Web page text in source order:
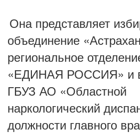
Она представляет
объединение
региональное
«ЕДИНАЯ РОССИЯ» и
ГБУЗ АО «Областной
наркологический
должности главного